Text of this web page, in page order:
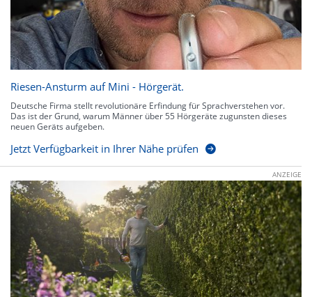
Riesen-Ansturm auf Mini - Hörgerät.
Deutsche Firma stellt revolutionäre Erfindung für Sprachverstehen vor.
Das ist der Grund, warum Männer über 55 Hörgeräte zugunsten dieses
neuen Geräts aufgeben.
Jetzt Verfügbarkeit in Ihrer Nähe prüfen
ANZEIGE